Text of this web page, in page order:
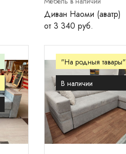
Диван Наоми (аватр)
от 3 340 руб.
"На родныя тавары"
В наличии